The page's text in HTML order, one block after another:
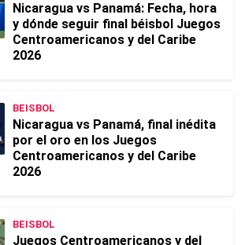
Nicaragua vs Panamá: Fecha, hora
y dónde seguir final béisbol Juegos
Centroamericanos y del Caribe
2026
BEISBOL
Nicaragua vs Panamá, final inédita
por el oro en los Juegos
Centroamericanos y del Caribe
2026
BEISBOL
Juegos Centroamericanos y del